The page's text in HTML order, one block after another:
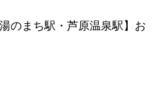
のまち駅・芦原温泉駅】お